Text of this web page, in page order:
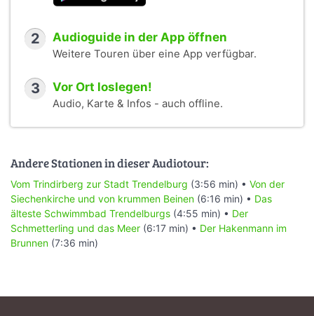
2 Audioguide in der App öffnen
Weitere Touren über eine App verfügbar.
3 Vor Ort loslegen!
Audio, Karte & Infos - auch offline.
Andere Stationen in dieser Audiotour:
Vom Trindirberg zur Stadt Trendelburg (3:56 min) • Von der
Siechenkirche und von krummen Beinen (6:16 min) • Das
älteste Schwimmbad Trendelburgs (4:55 min) • Der
Schmetterling und das Meer (6:17 min) • Der Hakenmann im
Brunnen (7:36 min)